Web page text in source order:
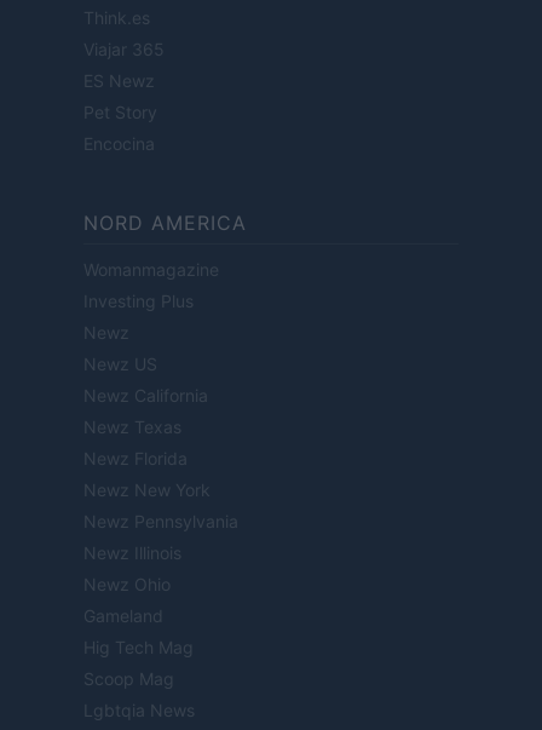
Think.es
Viajar 365
ES Newz
Pet Story
Encocina
NORD AMERICA
Womanmagazine
Investing Plus
Newz
Newz US
Newz California
Newz Texas
Newz Florida
Newz New York
Newz Pennsylvania
Newz Illinois
Newz Ohio
Gameland
Hig Tech Mag
Scoop Mag
Lgbtqia News